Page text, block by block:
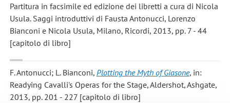
Partitura in facsimile ed edizione dei libretti a cura di Nicola
Usula. Saggi introduttivi di Fausta Antonucci, Lorenzo
Bianconi e Nicola Usula, Milano, Ricordi, 2013, pp. 7 - 44
[capitolo di libro]
F. Antonucci; L. Bianconi, Plotting the Myth of Giasone, in:
Readying Cavalli's Operas for the Stage, Aldershot, Ashgate,
2013, pp. 201 - 227 [capitolo di libro]